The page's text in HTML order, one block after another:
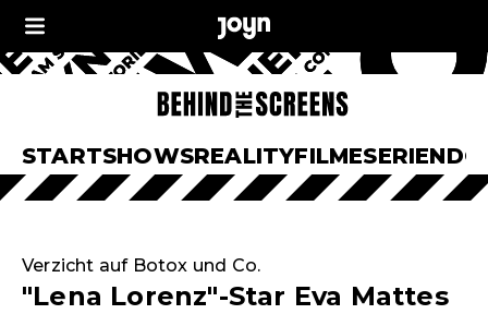
STARTSHOWSREALITYFILMESERIEN
Verzicht auf Botox und Co.
"Lena Lorenz"-Star Eva Mattes